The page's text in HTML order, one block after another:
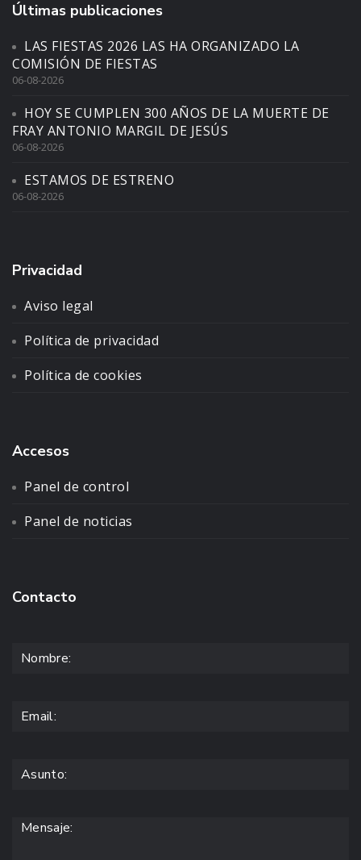
Últimas publicaciones
LAS FIESTAS 2026 LAS HA ORGANIZADO LA
COMISIÓN DE FIESTAS
06-08-2026
HOY SE CUMPLEN 300 AÑOS DE LA MUERTE DE
FRAY ANTONIO MARGIL DE JESÚS
06-08-2026
ESTAMOS DE ESTRENO
06-08-2026
Privacidad
Aviso legal
Política de privacidad
Política de cookies
Accesos
Panel de control
Panel de noticias
Contacto